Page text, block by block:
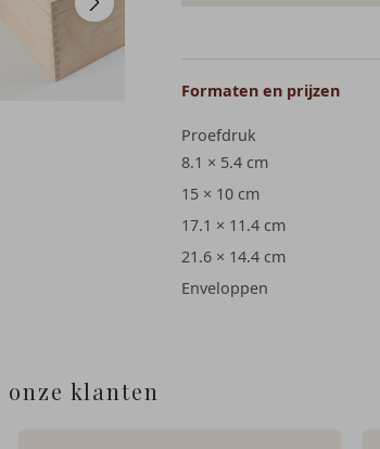
Formaten en prijzen
Proefdruk
8.1 × 5.4 cm
15 × 10 cm
17.1 × 11.4 cm
21.6 × 14.4 cm
Enveloppen
onze klanten